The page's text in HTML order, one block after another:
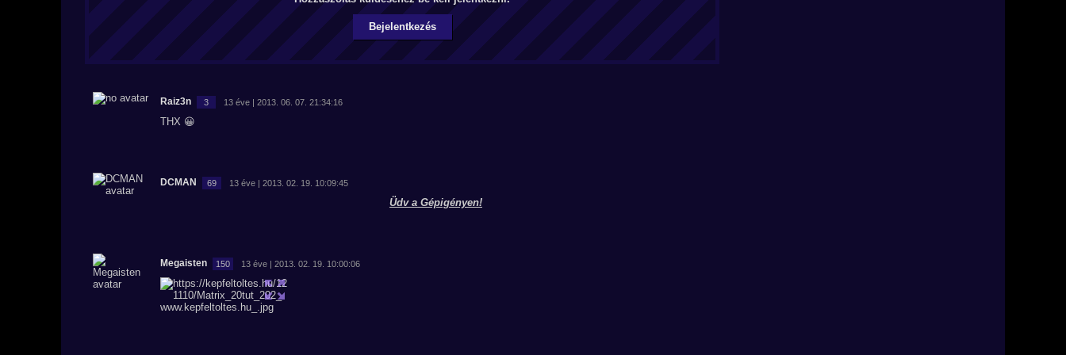
Bejelentkezés
Raiz3n 3 13 éve | 2013. 06. 07. 21:34:16
THX 😀
DCMAN 69 13 éve | 2013. 02. 19. 10:09:45
Üdv a Gépigényen!
Megaisten 150 13 éve | 2013. 02. 19. 10:00:06